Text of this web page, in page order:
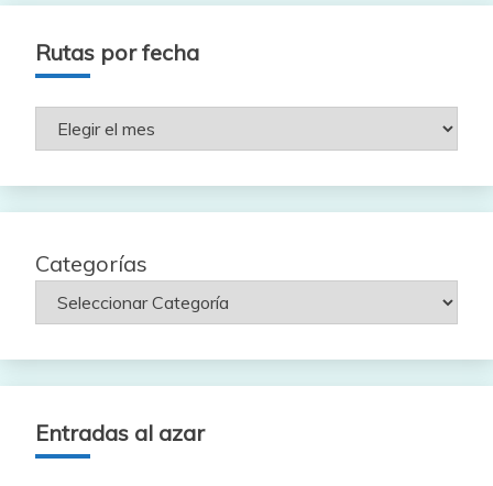
Rutas por fecha
Rutas
por
Categorías
Entradas al azar